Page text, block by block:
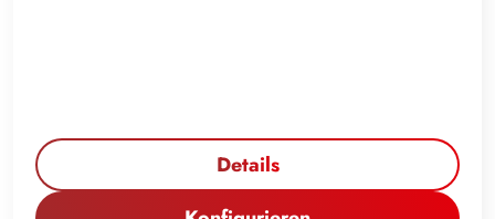
Details